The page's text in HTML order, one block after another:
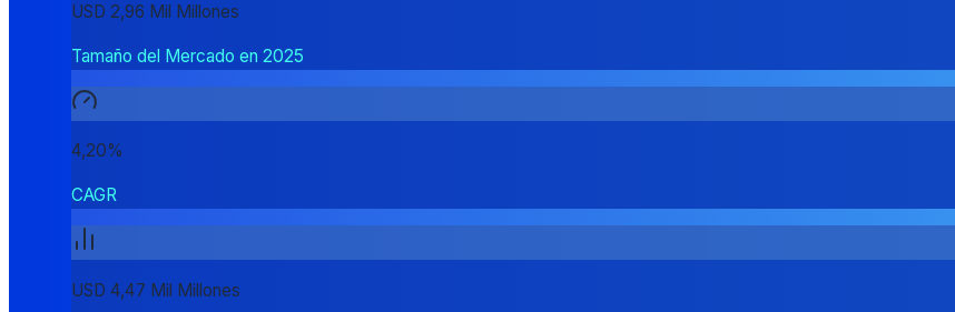
USD 2,96 Mil Millones
Tamaño del Mercado en 2025
4,20%
CAGR
USD 4,47 Mil Millones